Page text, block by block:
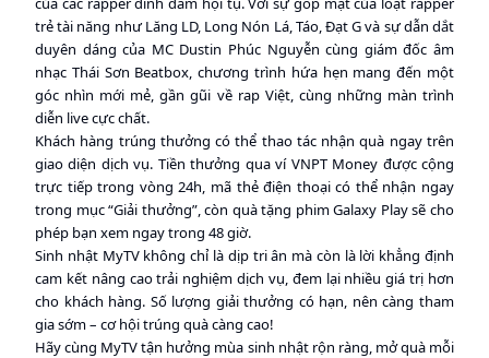
trẻ tài năng như Lăng LD, Long Nón Lá, Táo, Đạt G và sự dẫn dắt
duyên dáng của MC Dustin Phúc Nguyễn cùng giám đốc âm
nhạc Thái Sơn Beatbox, chương trình hứa hẹn mang đến một
góc nhìn mới mẻ, gần gũi về rap Việt, cùng những màn trình
diễn live cực chất.
Khách hàng trúng thưởng có thể thao tác nhận quà ngay trên
giao diện dịch vụ. Tiền thưởng qua ví VNPT Money được cộng
trực tiếp trong vòng 24h, mã thẻ điện thoại có thể nhận ngay
trong mục “Giải thưởng”, còn quà tặng phim Galaxy Play sẽ cho
phép bạn xem ngay trong 48 giờ.
Sinh nhật MyTV không chỉ là dịp tri ân mà còn là lời khẳng định
cam kết nâng cao trải nghiệm dịch vụ, đem lại nhiều giá trị hơn
cho khách hàng. Số lượng giải thưởng có hạn, nên càng tham
gia sớm – cơ hội trúng quà càng cao!
Hãy cùng MyTV tận hưởng mùa sinh nhật rộn ràng, mở quà mỗi